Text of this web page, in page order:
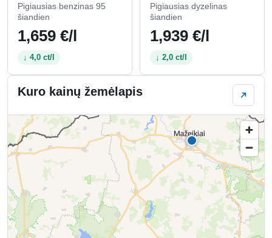
Pigiausias benzinas 95
šiandien
1,659 €/l
↓ 4,0 ct/l
Pigiausias dyzelinas
šiandien
1,939 €/l
↓ 2,0 ct/l
Kuro kainų žemėlapis